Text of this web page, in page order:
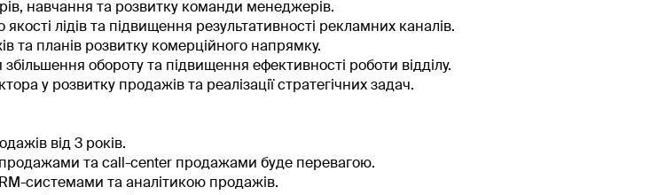
навчання та розвитку команди менеджерів.
лідів та підвищення результативності рекламних каналів.
та планів розвитку комерційного напрямку.
обороту та підвищення ефективності роботи відділу.
у розвитку продажів та реалізації стратегічних задач.
від 3 років.
та call-center продажами буде перевагою.
системами та аналітикою продажів.